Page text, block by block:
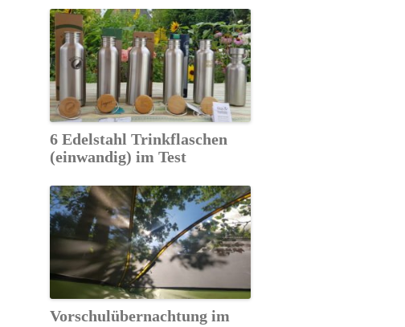
6 Edelstahl Trinkflaschen
(einwandig) im Test
Vorschulübernachtung im